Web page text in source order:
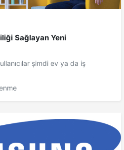
Sağlayan Yeni
şimdi ev ya da iş